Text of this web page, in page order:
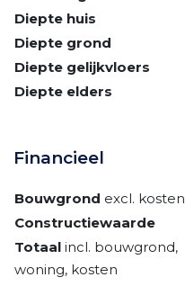
Diepte huis
Diepte grond
Diepte gelijkvloers
Diepte elders
Financieel
Bouwgrond excl. kosten
Constructiewaarde
Totaal incl. bouwgrond,
woning, kosten